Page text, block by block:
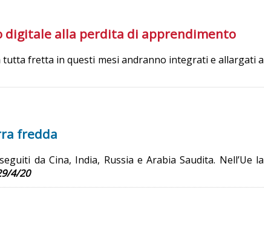
digitale alla perdita di apprendimento
tutta fretta in questi mesi andranno integrati e allargati a
fredda
da Cina, India, Russia e Arabia Saudita. Nell’Ue la
4/20